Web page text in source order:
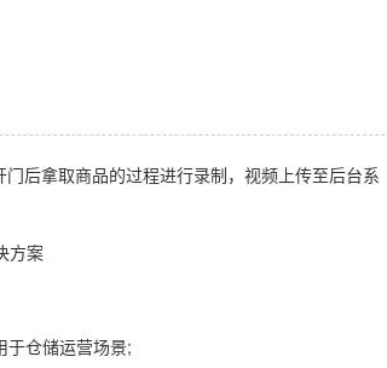
后拿取商品的过程进行录制，视频上传至后台系
仓储运营场景;